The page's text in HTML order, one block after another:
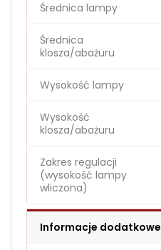
Średnica lampy
Średnica
klosza/abażuru
Wysokość lampy
Wysokość
klosza/abażuru
Zakres regulacji
(wysokość lampy
wliczona)
Informacje dodatkowe